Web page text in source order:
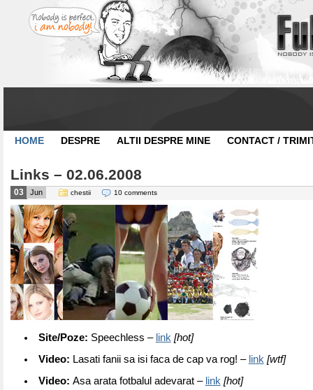
HOME DESPRE ALTII DESPRE MINE CONTACT /
Links – 02.06.2008
03 Jun chestii 10 comments
Site/Poze: Speechless – link [hot]
Video: Lasati fanii sa isi faca de cap va rog! – link [wtf]
Video: Asa arata fotbalul adevarat – link [hot]